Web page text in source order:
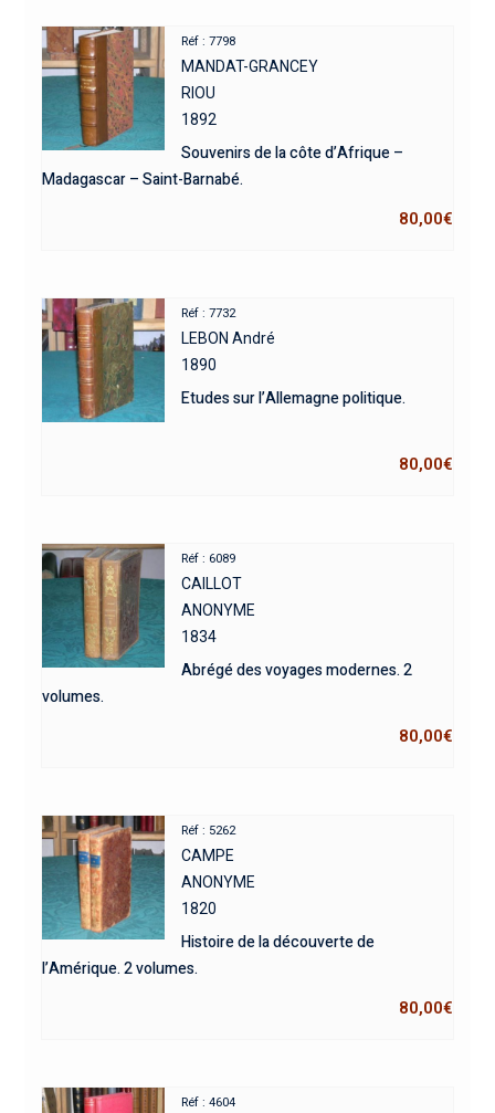
Réf : 7798
MANDAT-GRANCEY
RIOU
1892
Souvenirs de la côte d’Afrique –
Madagascar – Saint-Barnabé.
80,00€
Réf : 7732
LEBON André
1890
Etudes sur l’Allemagne politique.
80,00€
Réf : 6089
CAILLOT
ANONYME
1834
Abrégé des voyages modernes. 2
volumes.
80,00€
Réf : 5262
CAMPE
ANONYME
1820
Histoire de la découverte de
l’Amérique. 2 volumes.
80,00€
Réf : 4604